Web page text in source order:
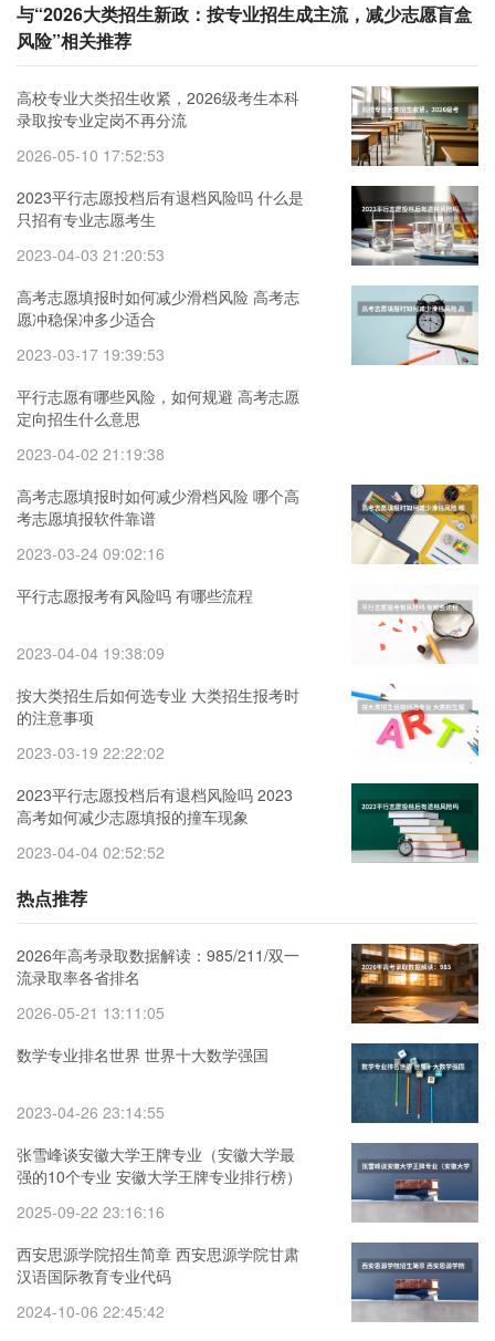
与“2026大类招生新政：按专业招生成主流，减少志愿盲盒
风险”相关推荐
高校专业大类招生收紧，2026级考生本科
录取按专业定岗不再分流
2026-05-10 17:52:53
2023平行志愿投档后有退档风险吗 什么是
只招有专业志愿考生
2023-04-03 21:20:53
高考志愿填报时如何减少滑档风险 高考志
愿冲稳保冲多少适合
2023-03-17 19:39:53
平行志愿有哪些风险，如何规避 高考志愿
定向招生什么意思
2023-04-02 21:19:38
高考志愿填报时如何减少滑档风险 哪个高
考志愿填报软件靠谱
2023-03-24 09:02:16
平行志愿报考有风险吗 有哪些流程
2023-04-04 19:38:09
按大类招生后如何选专业 大类招生报考时
的注意事项
2023-03-19 22:22:02
2023平行志愿投档后有退档风险吗 2023
高考如何减少志愿填报的撞车现象
2023-04-04 02:52:52
热点推荐
2026年高考录取数据解读：985/211/双一
流录取率各省排名
2026-05-21 13:11:05
数学专业排名世界 世界十大数学强国
2023-04-26 23:14:55
张雪峰谈安徽大学王牌专业（安徽大学最
强的10个专业 安徽大学王牌专业排行榜）
2025-09-22 23:16:16
西安思源学院招生简章 西安思源学院甘肃
汉语国际教育专业代码
2024-10-06 22:45:42